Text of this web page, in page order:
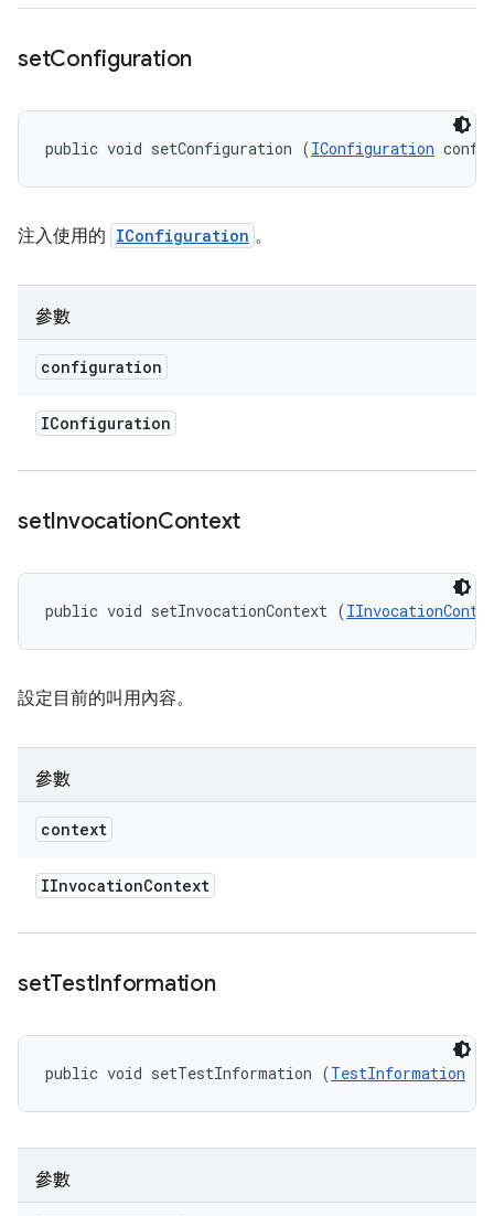
setConfiguration
public void setConfiguration (IConfiguration
注入使用的 IConfiguration 。
參數
configuration
IConfiguration
setInvocationContext
public void setInvocationContext (
設定目前的叫用內容。
參數
context
IInvocationContext
setTestInformation
public void setTestInformation (TestInformation
參數